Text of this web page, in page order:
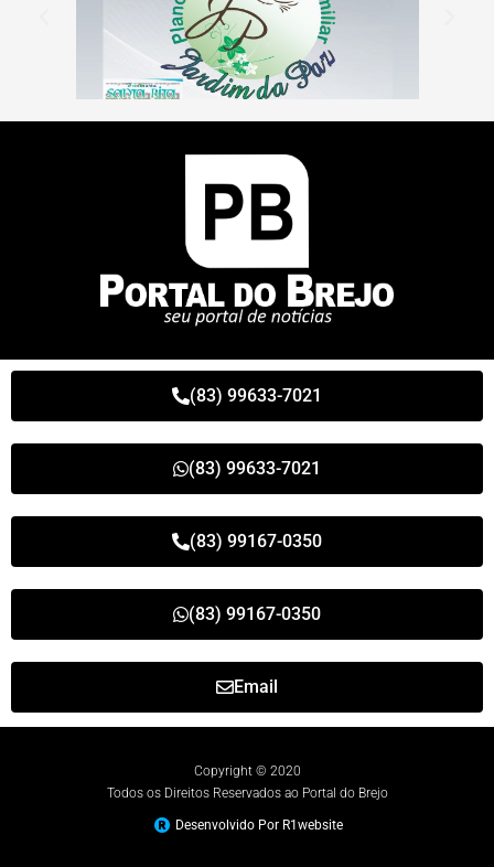
(83) 99633-7021
(83) 99633-7021
(83) 99167-0350
(83) 99167-0350
Email
Copyright © 2020
Todos os Direitos Reservados ao Portal do Brejo
Desenvolvido Por R1website